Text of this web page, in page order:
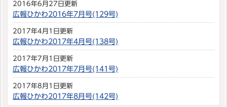
2016年6月27日更新
広報ひかわ2016年7月号(129号)
2017年4月1日更新
広報ひかわ2017年4月号(138号)
2017年7月1日更新
広報ひかわ2017年7月号(141号)
2017年8月1日更新
広報ひかわ2017年8月号(142号)